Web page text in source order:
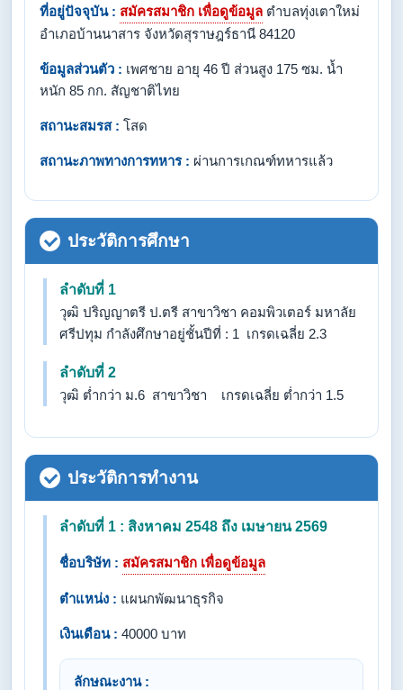
ที่อยู่ปัจจุบัน : สมัครสมาชิก เพื่อดูข้อมูล ตำบลทุ่งเตาใหม่
อำเภอบ้านนาสาร จังหวัดสุราษฎร์ธานี 84120
ข้อมูลส่วนตัว : เพศชาย อายุ 46 ปี ส่วนสูง 175 ซม. น้ำ
หนัก 85 กก. สัญชาติไทย
สถานะสมรส : โสด
สถานะภาพทางการทหาร : ผ่านการเกณฑ์ทหารแล้ว
ประวัติการศึกษา
ลำดับที่ 1
วุฒิ ปริญญาตรี ป.ตรี สาขาวิชา คอมพิวเตอร์ มหาลัย
ศรีปทุม กำลังศึกษาอยู่ชั้นปีที่ : 1 เกรดเฉลี่ย 2.3
ลำดับที่ 2
วุฒิ ต่ำกว่า ม.6 สาขาวิชา เกรดเฉลี่ย ต่ำกว่า 1.5
ประวัติการทำงาน
ลำดับที่ 1 : สิงหาคม 2548 ถึง เมษายน 2569
ชื่อบริษัท : สมัครสมาชิก เพื่อดูข้อมูล
ตำแหน่ง : แผนกพัฒนาธุรกิจ
เงินเดือน : 40000 บาท
ลักษณะงาน :